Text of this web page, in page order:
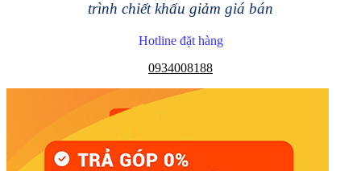
trình chiết khấu giảm giá bán
Hotline đặt hàng
0934008188